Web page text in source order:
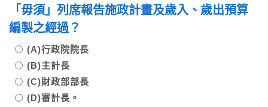
「毋須」列席報告施政計畫及歲入、歲出預算
編製之經過？
(A)行政院院長
(B)主計長
(C)財政部部長
(D)審計長。